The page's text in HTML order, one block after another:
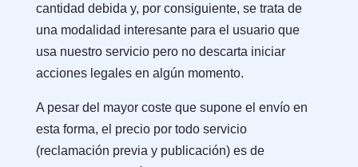
cantidad debida y, por consiguiente, se trata de
una modalidad interesante para el usuario que
usa nuestro servicio pero no descarta iniciar
acciones legales en algún momento.
A pesar del mayor coste que supone el envío en
esta forma, el precio por todo servicio
(reclamación previa y publicación) es de